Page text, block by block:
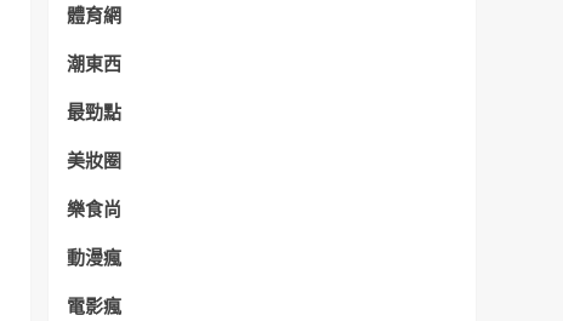
體育網
潮東西
最勁點
美妝圈
樂食尚
動漫瘋
電影瘋